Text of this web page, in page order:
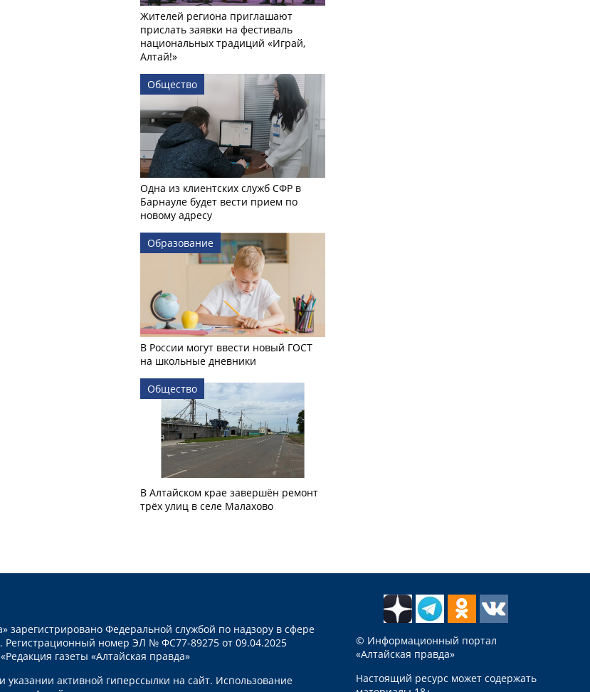
Жителей региона приглашают
прислать заявки на фестиваль
национальных традиций «Играй,
Алтай!»
Общество
Одна из клиентских служб СФР в
Барнауле будет вести прием по
новому адресу
Образование
В России могут ввести новый ГОСТ
на школьные дневники
Общество
В Алтайском крае завершён ремонт
трёх улиц в селе Малахово
Федеральной службой по надзору в сфере
номер ЭЛ № ФС77-89275 от 09.04.2025
газеты «Алтайская правда»
активной гиперссылки на сайт. Использование
© Информационный портал
«Алтайская правда»
Настоящий ресурс может содержать